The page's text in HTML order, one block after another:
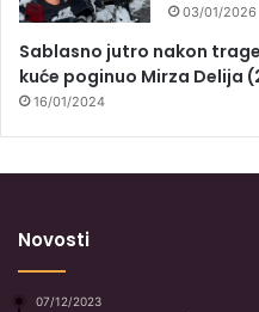
03/01/2026
Sablasno jutro nakon
kuće poginuo Mirza Delija
16/01/2024
Novosti
07/12/2023